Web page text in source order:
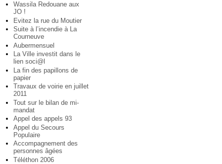
Wassila Redouane aux
JO !
Evitez la rue du Moutier
Suite à l’incendie à La
Courneuve
Aubermensuel
La Ville investit dans le
lien soci@l
La fin des papillons de
papier
Travaux de voirie en juillet
2011
Tout sur le bilan de mi-
mandat
Appel des appels 93
Appel du Secours
Populaire
Accompagnement des
personnes âgées
Téléthon 2006